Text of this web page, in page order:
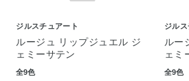
ジルスチュアート
ルージュ リップジュエル ジ
ェミーサテン
全9色
ジルス
ルー
ェミ
全9色